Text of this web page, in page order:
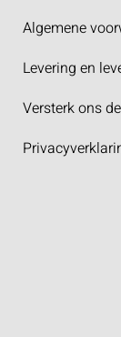
Algemene
Levering en
Versterk ons